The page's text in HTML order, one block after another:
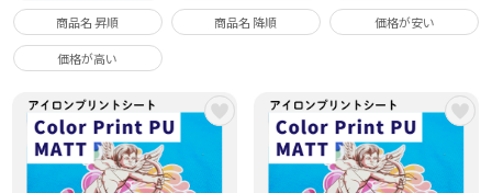
商品名 昇順 商品名 降順 価格が安い
価格が高い